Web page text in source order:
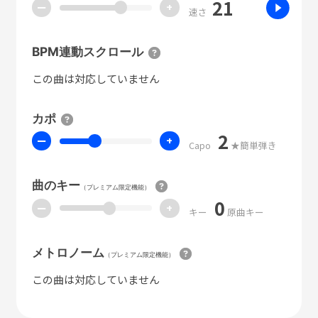
ー + 速さ 21
BPM連動スクロール
この曲は対応していません
カポ
ー + Capo 2 ★簡単弾き
曲のキー（プレミアム限定機能）
ー + キー 0 原曲キー
メトロノーム （プレミアム限定機能）
この曲は対応していません